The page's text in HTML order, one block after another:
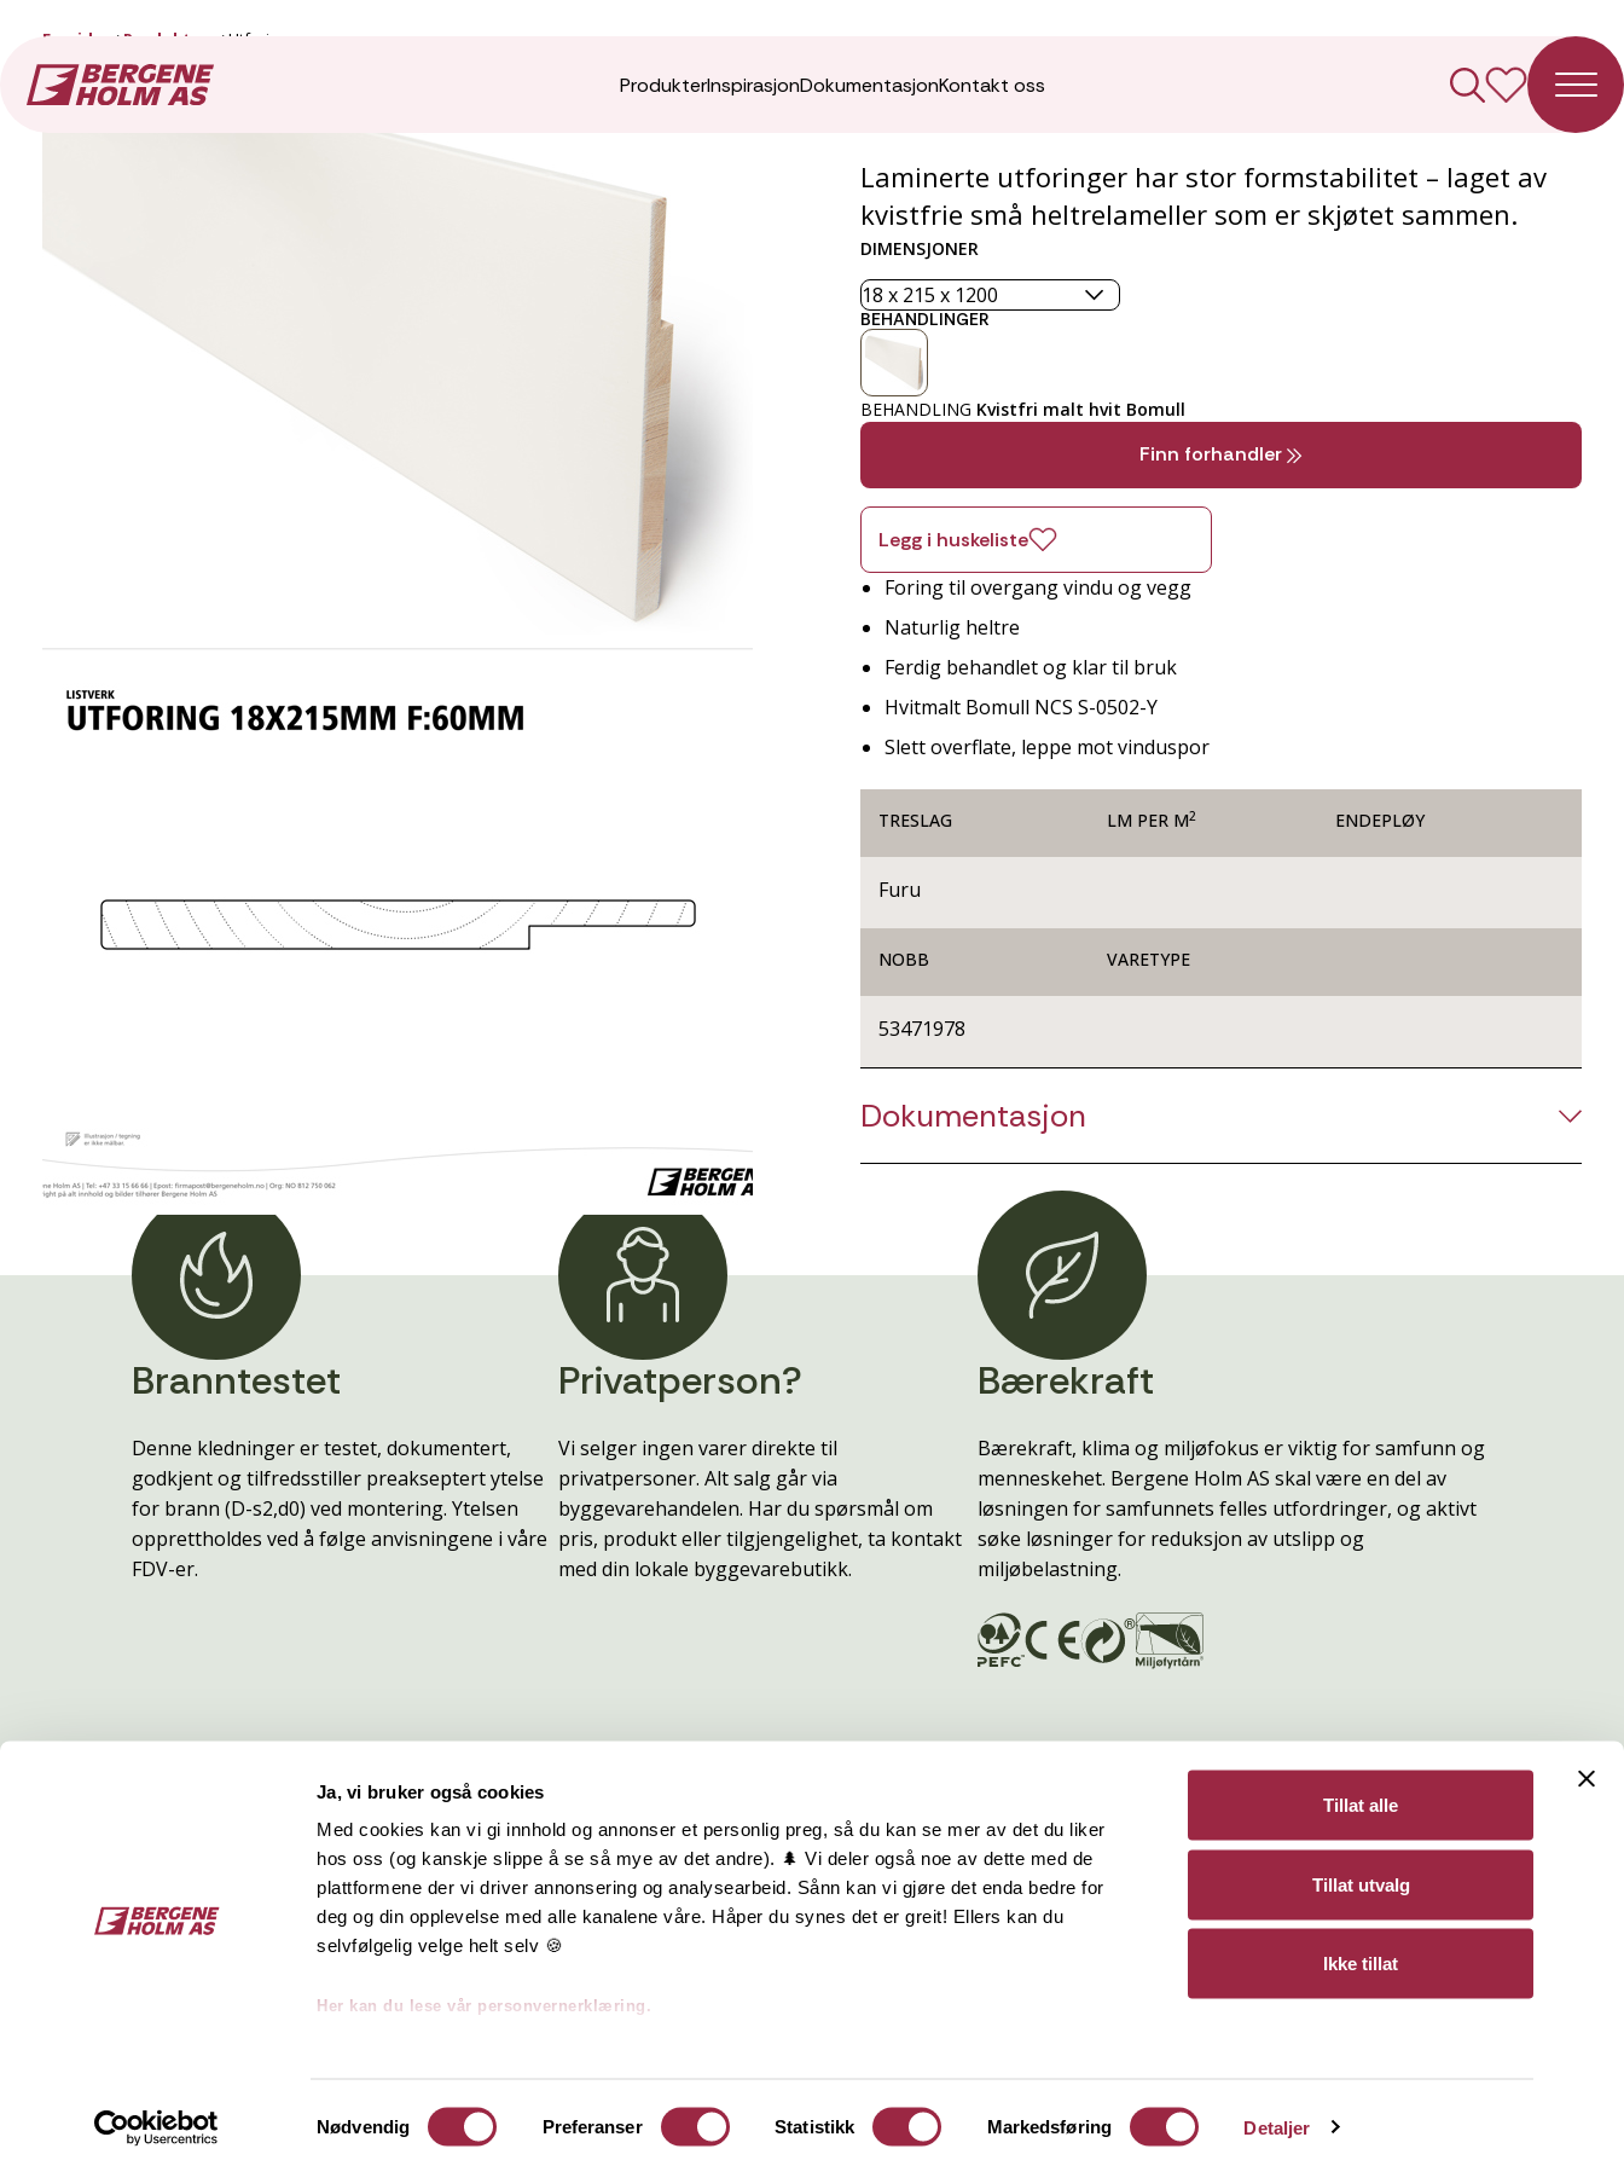
Ja, vi bruker også cookies
Med cookies kan vi gi innhold og annonser et personlig preg, så du kan se mer av det du liker
hos oss (og kanskje slippe å se så mye av det andre). 🌲 Vi deler også noe av dette med de
plattformene der vi driver annonsering og analysearbeid. Sånn kan vi gjøre det enda bedre for
deg og din opplevelse med alle kanalene våre. Håper du synes det er greit! Ellers kan du
selvfølgelig velge helt selv 🍪
Her kan du lese vår personvernerklæring.
Samtykkevalg
Nødvendig Preferanser Statistikk Markedsføring Detaljer
Tillat alle
Tillat utvalg
Ikke tillat
ProdukterInspirasjonDokumentasjonKontakt oss
Forside Produkter Utforing
Utforing
Laminerte utforinger har stor formstabilitet – laget av
kvistfrie små heltrelameller som er skjøtet sammen.
DIMENSJONER
BEHANDLINGER
BEHANDLING Kvistfri malt hvit Bomull
Finn forhandler
Legg i huskeliste
Foring til overgang vindu og vegg
Naturlig heltre
Ferdig behandlet og klar til bruk
Hvitmalt Bomull NCS S-0502-Y
Slett overflate, leppe mot vinduspor
TRESLAG LM PER M2 ENDEPLØY
Furu
NOBB VARETYPE
53471978
Dokumentasjon
Branntestet
Denne kledninger er testet, dokumentert,
godkjent og tilfredsstiller preakseptert ytelse
for brann (D-s2,d0) ved montering. Ytelsen
opprettholdes ved å følge anvisningene i våre
FDV-er.
Privatperson?
Vi selger ingen varer direkte til
privatpersoner. Alt salg går via
byggevarehandelen. Har du spørsmål om
pris, produkt eller tilgjengelighet, ta kontakt
med din lokale byggevarebutikk.
Bærekraft
Bærekraft, klima og miljøfokus er viktig for samfunn og
menneskehet. Bergene Holm AS skal være en del av
løsningen for samfunnets felles utfordringer, og aktivt
søke løsninger for reduksjon av utslipp og
miljøbelastning.
Bergene Holm AS
ordre@bergeneholm.no
Om oss
Jobbe hos oss
Hurtiglenker Bergene Holm